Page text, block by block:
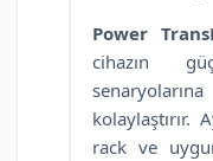
Power
cihazın
kolaylaştırır.
rack ve